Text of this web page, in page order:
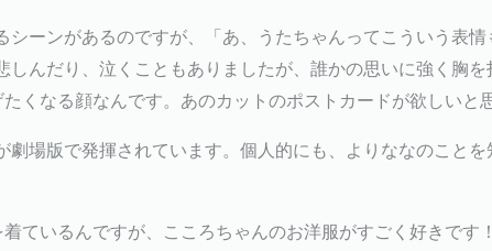
ーンがあるのですが、「あ、うたちゃんってこういう表
んだり、泣くこともありましたが、誰かの思いに強く胸
くなる顔なんです。あのカットのポストカードが欲しいと
場版で発揮されています。個人的にも、よりななのことを
ているんですが、こころちゃんのお洋服がすごく好きです